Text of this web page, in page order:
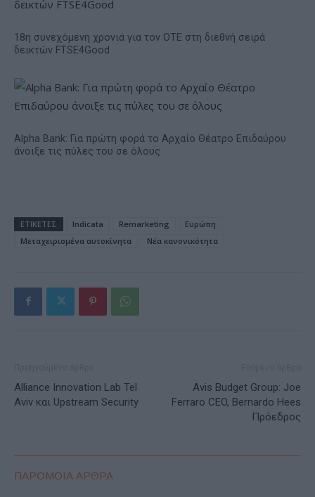
18η συνεχόμενη χρονιά για τον ΟΤΕ στη διεθνή σειρά
δεικτών FTSE4Good
Alpha Bank: Για πρώτη φορά το Αρχαίο Θέατρο Επιδαύρου
άνοιξε τις πύλες του σε όλους
ΕΤΙΚΕΤΕΣ Indicata Remarketing
Ευρώπη
Μεταχειρισμένα αυτοκίνητα
Νέα κανονικότητα
Alliance Innovation Lab Tel
Aviv και Upstream Security
Avis Budget Group: Joe
Ferraro CEO, Bernardo Hees
Πρόεδρος
ΠΑΡΟΜΟΙΑ ΑΡΘΡΑ